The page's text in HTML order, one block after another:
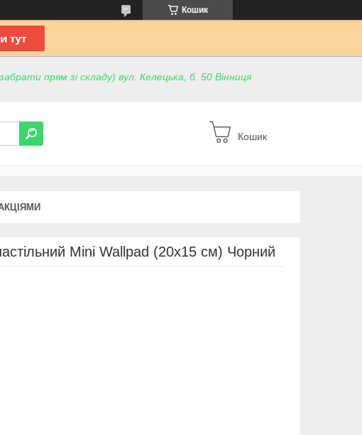
Кошик
прям зі складу) вул. Келецька, б. 50 Вінниця
Кошик
Mini Wallpad (20х15 см) Чорний